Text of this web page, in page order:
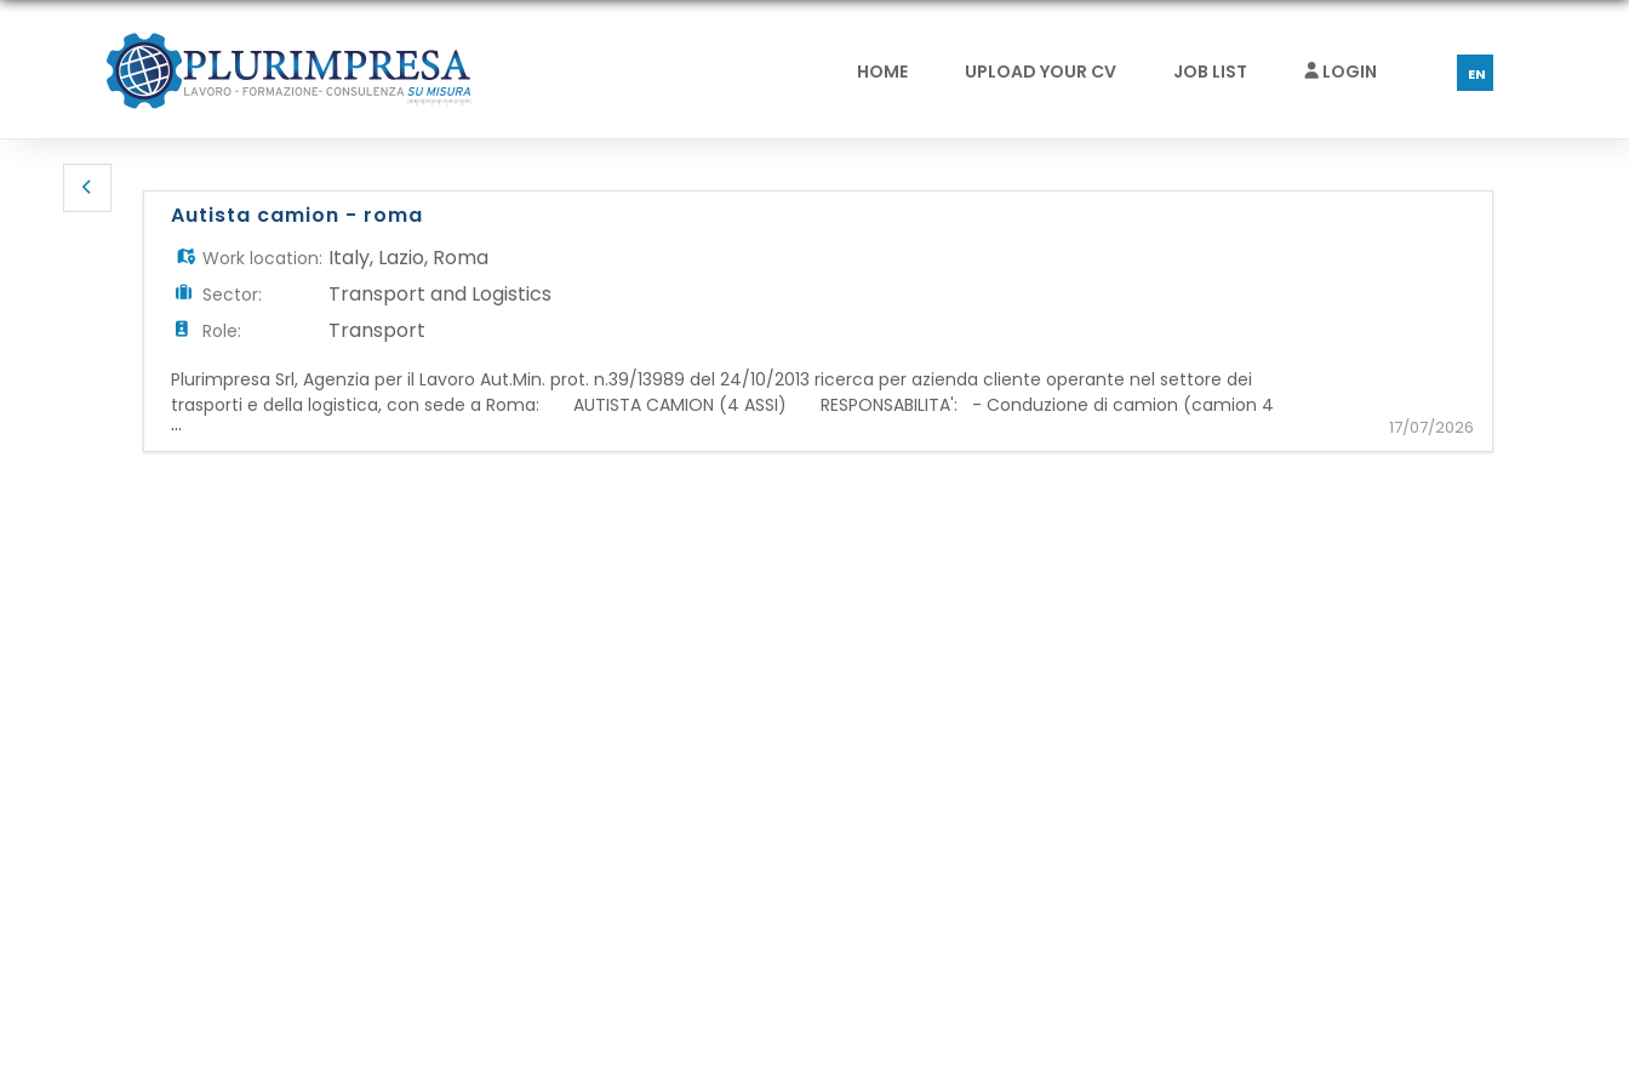
HOME UPLOAD YOUR CV JOB LIST LOGIN EN
Autista camion - roma
Work location: Italy, Lazio, Roma
Sector: Transport and Logistics
Role: Transport
Plurimpresa Srl, Agenzia per il Lavoro Aut.Min. prot. n.39/13989 del 24/10/2013 ricerca per azienda cliente operante nel settore dei
trasporti e della logistica, con sede a Roma: AUTISTA CAMION (4 ASSI) RESPONSABILITA': - Conduzione di camion (camion 4
assi) per il trasporto di merci su tratte locali; - Carico, scarico e cor
... 17/07/2026